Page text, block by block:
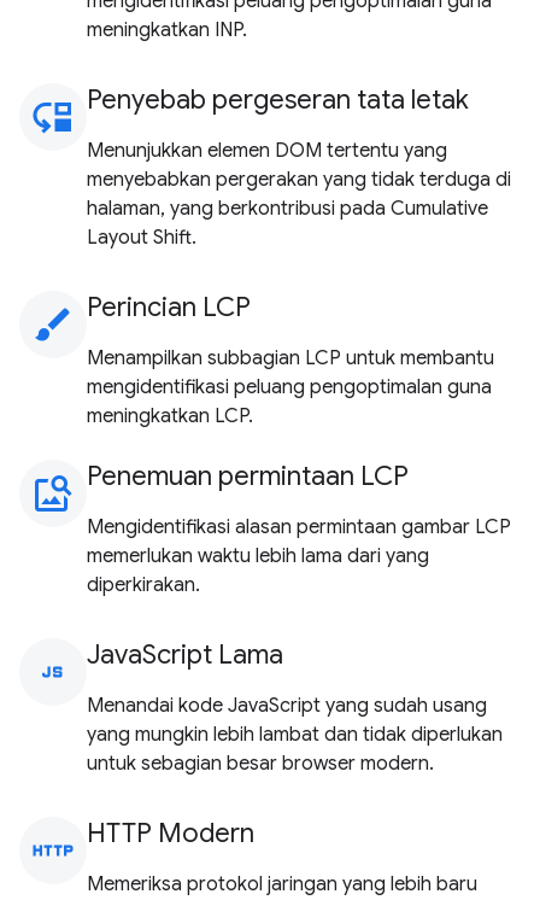
meningkatkan INP.
move_down Penyebab pergeseran tata letak
Menunjukkan elemen DOM tertentu yang
menyebabkan pergerakan yang tidak terduga di
halaman, yang berkontribusi pada Cumulative
Layout Shift.
brush Perincian LCP
Menampilkan subbagian LCP untuk membantu
mengidentifikasi peluang pengoptimalan guna
meningkatkan LCP.
image_search Penemuan permintaan LCP
Mengidentifikasi alasan permintaan gambar LCP
memerlukan waktu lebih lama dari yang
diperkirakan.
javascript JavaScript Lama
Menandai kode JavaScript yang sudah usang
yang mungkin lebih lambat dan tidak diperlukan
untuk sebagian besar browser modern.
http HTTP Modern
Memeriksa protokol jaringan yang lebih baru